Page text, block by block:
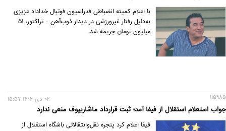
با اعلام کمیته انضباطی فدراسیون فوتبال خداداد عزیزی
به‌دلیل رفتار غیرورزشی در دیدار ذوب‌آهن - تراکتور، 51
میلیون تومان جریمه شد.
115985
جواب استعلام استقلال از فیفا آمد؛ ثبت قرارداد ماشاریپوف منعی ندارد
02 دی 1404 15:57
فیفا اعلام کرد پنجره نقل‌و‌انتقالاتی باشگاه استقلال از